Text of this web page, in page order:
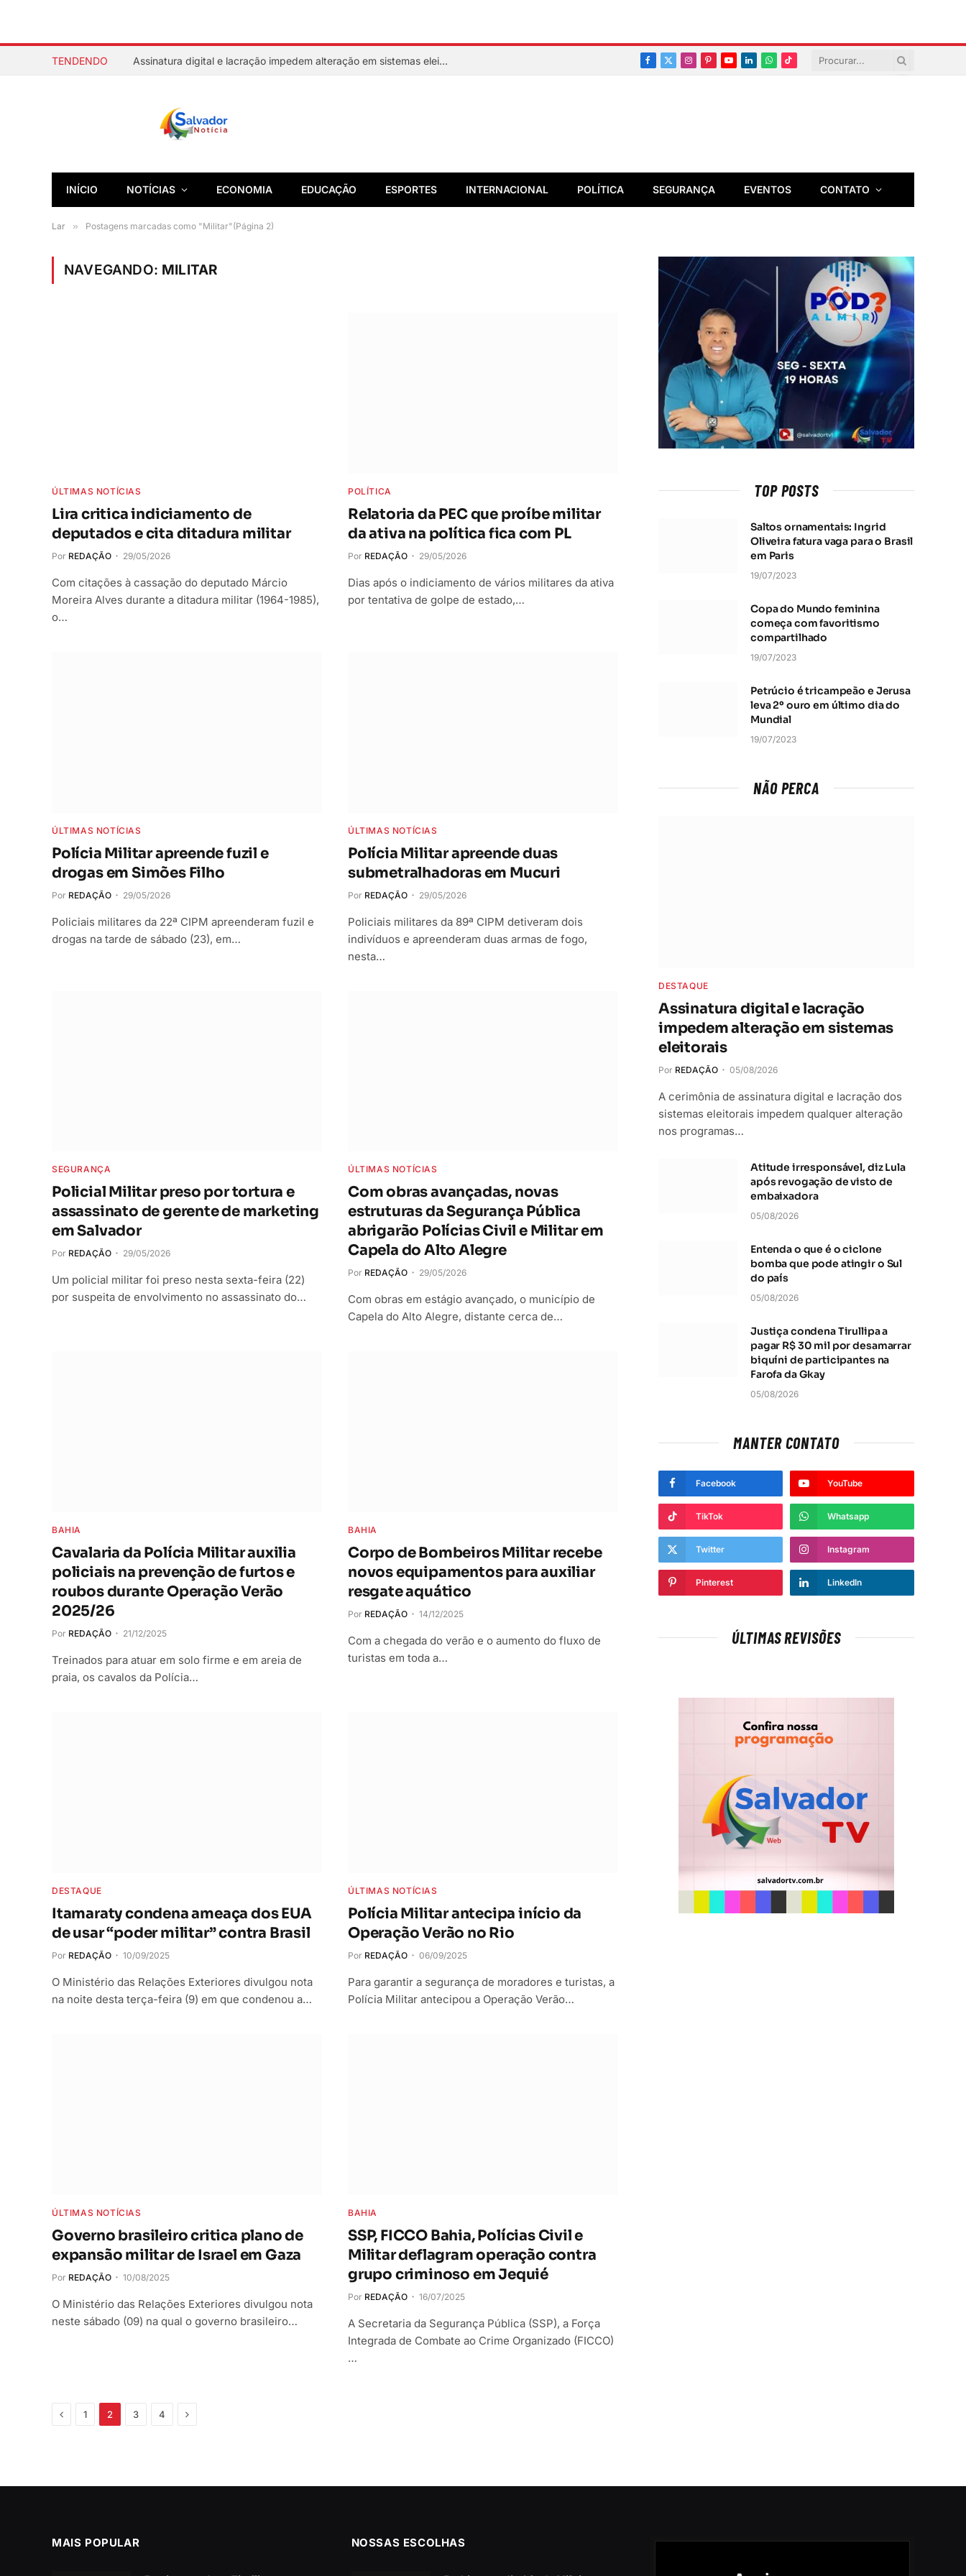
TENDENDO Assinatura digital e lacração impedem alteração em sistemas eleitorais
Facebook
X
Instagram
PinterestYouTubeLinkedInWhatsapp
TikTok
INÍCIO NOTÍCIAS ECONOMIA EDUCAÇÃO ESPORTES INTERNACIONAL POLÍTICA SEGURANÇA EVENTOS CONTATO
Lar » Postagens marcadas como "Militar"(Página 2)
NAVEGANDO: MILITAR
ÚLTIMAS NOTÍCIAS
Lira critica indiciamento de
deputados e cita ditadura militar
Por REDAÇÃO 29/05/2026
Com citações à cassação do deputado Márcio
Moreira Alves durante a ditadura militar (1964-1985),
o…
POLÍTICA
Relatoria da PEC que proíbe militar
da ativa na política fica com PL
Por REDAÇÃO 29/05/2026
Dias após o indiciamento de vários militares da ativa
por tentativa de golpe de estado,…
ÚLTIMAS NOTÍCIAS
Polícia Militar apreende fuzil e
drogas em Simões Filho
Por REDAÇÃO 29/05/2026
Policiais militares da 22ª CIPM apreenderam fuzil e
drogas na tarde de sábado (23), em…
ÚLTIMAS NOTÍCIAS
Polícia Militar apreende duas
submetralhadoras em Mucuri
Por REDAÇÃO 29/05/2026
Policiais militares da 89ª CIPM detiveram dois
indivíduos e apreenderam duas armas de fogo,
nesta…
SEGURANÇA
Policial Militar preso por tortura e
assassinato de gerente de marketing
em Salvador
Por REDAÇÃO 29/05/2026
Um policial militar foi preso nesta sexta-feira (22)
por suspeita de envolvimento no assassinato do…
ÚLTIMAS NOTÍCIAS
Com obras avançadas, novas
estruturas da Segurança Pública
abrigarão Polícias Civil e Militar em
Capela do Alto Alegre
Por REDAÇÃO 29/05/2026
Com obras em estágio avançado, o município de
Capela do Alto Alegre, distante cerca de…
BAHIA
Cavalaria da Polícia Militar auxilia
policiais na prevenção de furtos e
roubos durante Operação Verão
2025/26
Por REDAÇÃO 21/12/2025
Treinados para atuar em solo firme e em areia de
praia, os cavalos da Polícia…
BAHIA
Corpo de Bombeiros Militar recebe
novos equipamentos para auxiliar
resgate aquático
Por REDAÇÃO 14/12/2025
Com a chegada do verão e o aumento do fluxo de
turistas em toda a…
DESTAQUE
Itamaraty condena ameaça dos EUA
de usar “poder militar” contra Brasil
Por REDAÇÃO 10/09/2025
O Ministério das Relações Exteriores divulgou nota
na noite desta terça-feira (9) em que condenou a…
ÚLTIMAS NOTÍCIAS
Polícia Militar antecipa início da
Operação Verão no Rio
Por REDAÇÃO 06/09/2025
Para garantir a segurança de moradores e turistas, a
Polícia Militar antecipou a Operação Verão…
ÚLTIMAS NOTÍCIAS
Governo brasileiro critica plano de
expansão militar de Israel em Gaza
Por REDAÇÃO 10/08/2025
O Ministério das Relações Exteriores divulgou nota
neste sábado (09) na qual o governo brasileiro…
BAHIA
SSP, FICCO Bahia, Polícias Civil e
Militar deflagram operação contra
grupo criminoso em Jequié
Por REDAÇÃO 16/07/2025
A Secretaria da Segurança Pública (SSP), a Força
Integrada de Combate ao Crime Organizado (FICCO)
…
Anterior
1 2 3 4 Próximo
TOP POSTS
Saltos ornamentais: Ingrid
Oliveira fatura vaga para o Brasil
em Paris
19/07/2023
Copa do Mundo feminina
começa com favoritismo
compartilhado
19/07/2023
Petrúcio é tricampeão e Jerusa
leva 2º ouro em último dia do
Mundial
19/07/2023
NÃO PERCA
DESTAQUE
Assinatura digital e lacração
impedem alteração em sistemas
eleitorais
Por REDAÇÃO 05/08/2026
A cerimônia de assinatura digital e lacração dos
sistemas eleitorais impedem qualquer alteração
nos programas…
Atitude irresponsável, diz Lula
após revogação de visto de
embaixadora
05/08/2026
Entenda o que é o ciclone
bomba que pode atingir o Sul
do país
05/08/2026
Justiça condena Tirullipa a
pagar R$ 30 mil por desamarrar
biquíni de participantes na
Farofa da Gkay
05/08/2026
MANTER CONTATO
Facebook YouTube
TikTok Whatsapp
Twitter Instagram
Pinterest LinkedIn
ÚLTIMAS REVISÕES
MAIS POPULAR NOSSAS ESCOLHAS